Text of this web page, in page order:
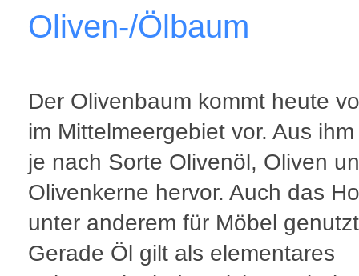
Oliven-/Ölbaum
Der Olivenbaum kommt heute
im Mittelmeergebiet vor. Aus
je nach Sorte Olivenöl, Oliven
Olivenkerne hervor. Auch das
unter anderem für Möbel
Gerade Öl gilt als elementares